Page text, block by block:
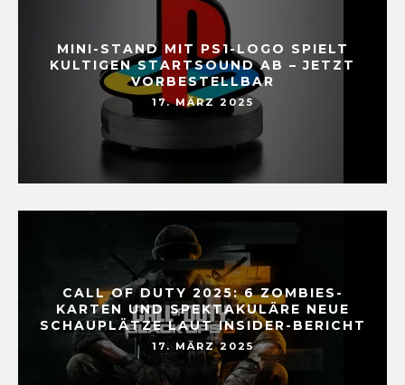
MINI-STAND MIT PS1-LOGO SPIELT
KULTIGEN STARTSOUND AB – JETZT
VORBESTELLBAR
17. MÄRZ 2025
CALL OF DUTY 2025: 6 ZOMBIES-
KARTEN UND SPEKTAKULÄRE NEUE
SCHAUPLÄTZE LAUT INSIDER-BERICHT
17. MÄRZ 2025